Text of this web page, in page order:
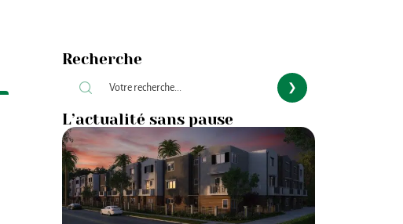
Recherche
L’actualité sans pause